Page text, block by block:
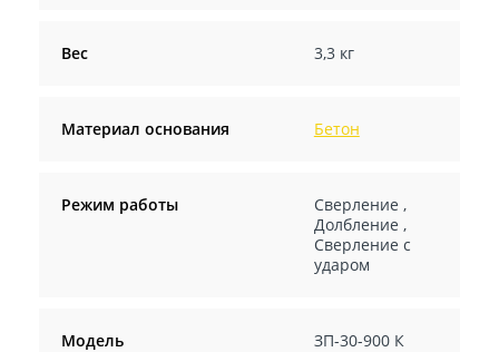
Вес 3,3 кг
Материал основания Бетон
Режим работы Сверление ,
Долбление ,
Сверление с
ударом
Модель ЗП-30-900 К